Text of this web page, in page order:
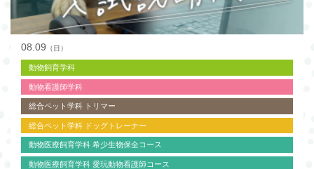
08.09 （日）
動物飼育学科
動物看護師学科
総合ペット学科 トリマー
総合ペット学科 ドッグトレーナー
動物医療飼育学科 希少生物保全コース
動物医療飼育学科 愛玩動物看護師コース